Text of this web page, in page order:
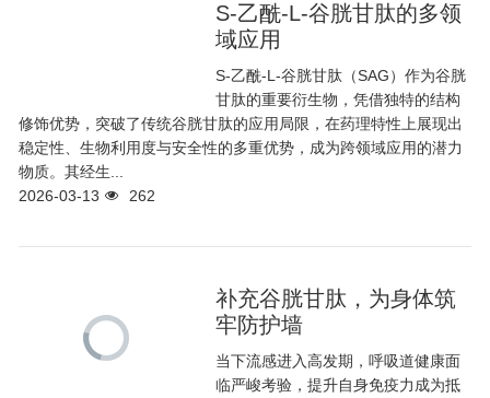
S-乙酰-L-谷胱甘肽的多领
域应用
S-乙酰-L-谷胱甘肽（SAG）作为谷胱
甘肽的重要衍生物，凭借独特的结构
修饰优势，突破了传统谷胱甘肽的应用局限，在药理特性上展现出
稳定性、生物利用度与安全性的多重优势，成为跨领域应用的潜力
物质。其经生...
2026-03-13
262
补充谷胱甘肽，为身体筑
牢防护墙
当下流感进入高发期，呼吸道健康面
临严峻考验，提升自身免疫力成为抵